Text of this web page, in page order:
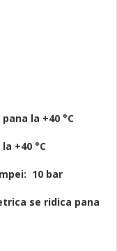
la +40 °C
+40 °C
10 bar
se ridica pana